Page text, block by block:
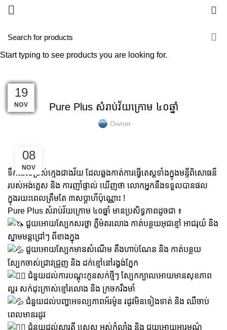
Pure Plus សំរាប់វ័យក្រោម ៤០ឆ្នាំ
Owner
08
NOV
ទឹកនៃសម្រស់ក្មេងជាងវ័យ ដែលឆ្លងកាត់ការធ្វើតេស្តទាំងក្នុងមន្ទីពិសោធន៏
របស់អង់គ្លេស និង ការញាំផ្ទាល់ ឃើញថា លោកអ្នកនឹងទទួលបានផល
ក្នុងរយះពេលត្រឹមតែ ៣សប្តាហ៏ប៉ុណ្ណោះ !
Pure Plus សំរាប់វ័យក្រោម ៤០ឆ្នាំ មានប្រសិទ្ធភាពដូចជា ៖
ជួយអោយស្បែកសរថ្លា ភ្លឺម៉តរលោង កាត់បន្ថយអុជខ្មៅ អាជរុយ៌ និង
ស្នាមមន្តជ្រៅៗ ពីខាងក្នុង
ជួយអោយស្បែកមានសំណើម តឹងហាប់ណែន និង កាត់បន្ថយ
ស្បែកចាស់ជ្រាវជ្រួញ និង ដក់ខ្មៅនៅរង្វង់ភ្នែក
ជំនួយដល់ការបណ្តុះកូនសក់ថ្មីៗ ស្បែកក្បាលអោយមានសុខភាព
ល្អរ សក់ដុះក្រាស់ខ្មៅរលោង និង ក្រចករឹងមាំ
ជំនួយដល់បញ្ហាអទល្យភាពអ័រម៉ូន រដូវមិនទៀងទាត់ និង ឈឺចាប់
ពេលមានរដូវ
ជំនួយដល់ស្មារតី ស្រ្តេស អស់កំលាំង និង ជួយអោយអារម្មណ៌
23
JAN
13
SEP
09
MAR
07
MAR
04
MAR
03
MAR
02
MAR
27
FEB
26
FEB
26
FEB
26
FEB
19
NOV
Start typing to see products you are looking for.